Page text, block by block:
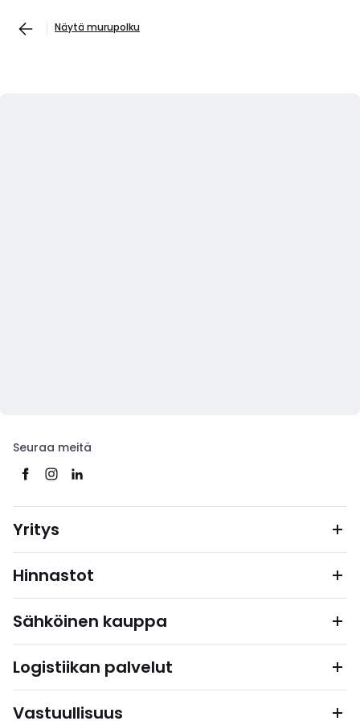
Näytä murupolku
Seuraa meitä
Yritys
Hinnastot
Sähköinen kauppa
Logistiikan palvelut
Vastuullisuus